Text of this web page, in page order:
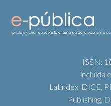
ISSN:
incluida
Latindex, DICE,
Publishing,